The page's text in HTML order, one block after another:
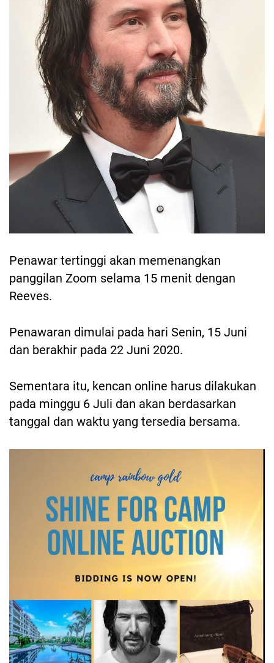
Penawar tertinggi akan memenangkan
panggilan Zoom selama 15 menit dengan
Reeves.
Penawaran dimulai pada hari Senin, 15 Juni
dan berakhir pada 22 Juni 2020.
Sementara itu, kencan online harus dilakukan
pada minggu 6 Juli dan akan berdasarkan
tanggal dan waktu yang tersedia bersama.